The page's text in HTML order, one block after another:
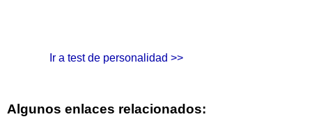
Ir a test de personalidad >>
Algunos enlaces relacionados: